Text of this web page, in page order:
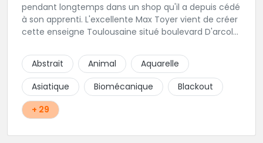
pendant longtemps dans un shop qu'il a depuis cédé
à son apprenti. L'excellente Max Toyer vient de créer
cette enseigne Toulousaine situé boulevard D'arcole.
propre et propose des tatouages flash ou des
créations uniques. Un studio à l'esprit sympathique
et bien à lui. On est sur une bonne nouvelle pour les
toulousains!
Abstrait Animal
Aquarelle
Asiatique
Biomécanique
Blackout
+ 29